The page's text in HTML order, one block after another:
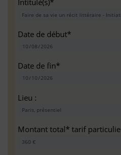
Intitulé(s)*
Date de début*
Date de fin*
Lieu :
Montant total* tarif